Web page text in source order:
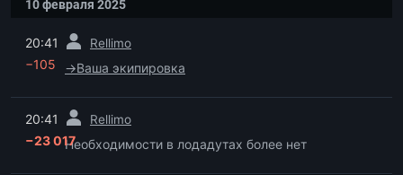
10 февраля 2025
20:41 Rellimo
−105 →Ваша экипировка
20:41 Rellimo
−23 017Необходимости в лодадутах более нет